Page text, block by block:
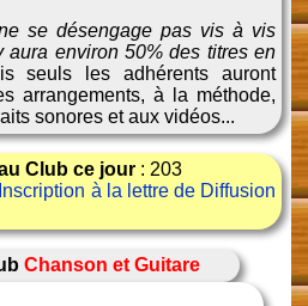
se désengage pas vis à vis
aura environ 50% des titres en
seuls les adhérents auront
arrangements, à la méthode,
sonores et aux vidéos...
Club ce jour: 203
Inscription à la lettre de Diffusion
Chanson et Guitare